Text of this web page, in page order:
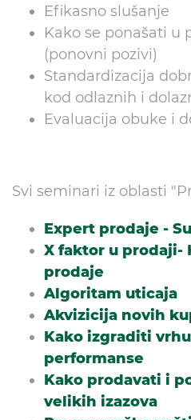
Efikasno slušanje
Kako se ponašati u
(ponovni pozivi)
Standardizacija
kod odlaznih i
Evaluacija obuke i
Svi seminari iz oblasti
Expert prodaje -
X faktor u prodaji-
prodaje
Algoritam uticaja
Akvizicija novih
Kako izgraditi
performanse
Kako prodavati i
velikih izazova